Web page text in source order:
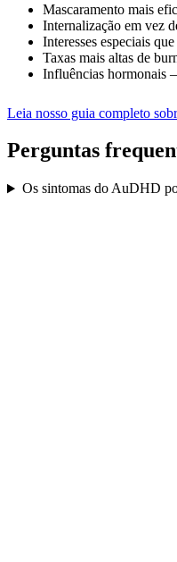
Mascaramento mais
Internalização em vez
Interesses especiais
Taxas mais altas de
Influências hormonais
Leia nosso guia completo
Perguntas
Os sintomas do AuDHD